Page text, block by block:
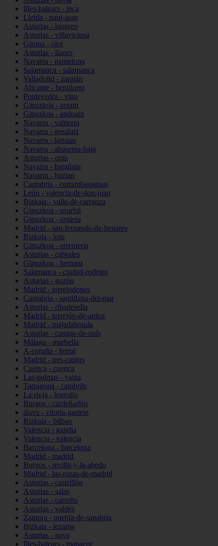
Illes-balears - inca
Lleida - naut-aran
Asturias - langreo
Asturias - villaviciosa
Girona - olot
Asturias - llanes
Navarra - pamplona
Salamanca - salamanca
Valladolid - zaratán
Alicante - benidorm
Pontevedra - vigo
Gipuzkoa - zerain
Gipuzkoa - andoain
Navarra - valtierra
Navarra - gesalatz
Navarra - larraun
Navarra - abaurrea-baja
Asturias - onís
Navarra - barañain
Navarra - baztan
Cantabria - entrambasaguas
León - valencia-de-don-juan
Bizkaia - valle-de-carranza
Gipuzkoa - usurbil
Gipuzkoa - urnieta
Madrid - san-fernando-de-henares
Bizkaia - loiu
Gipuzkoa - errenteria
Asturias - cabrales
Gipuzkoa - hernani
Salamanca - ciudad-rodrigo
Asturias - gozón
Madrid - torrelodones
Cantabria - santillana-del-mar
Asturias - ribadesella
Madrid - torrejón-de-ardoz
Madrid - majadahonda
Asturias - cangas-de-onís
Málaga - marbella
A-coruña - ferrol
Madrid - tres-cantos
Cuenca - cuenca
Las-palmas - yaiza
Tarragona - cambrils
La-rioja - logroño
Burgos - cardeñadijo
álava - vitoria-gasteiz
Bizkaia - bilbao
Valencia - gandia
Valencia - valencia
Barcelona - barcelona
Madrid - madrid
Burgos - revilla-y-la-ahedo
Madrid - las-rozas-de-madrid
Asturias - castrillón
Asturias - salas
Asturias - carreño
Asturias - valdés
Zamora - puebla-de-sanabria
Bizkaia - lezama
Asturias - nava
Illes-balears - manacor